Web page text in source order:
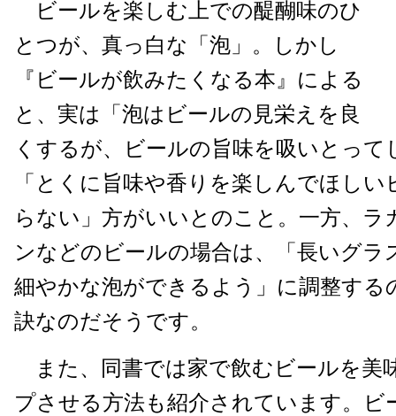
ビールを楽しむ上での醍醐味のひ
とつが、真っ白な「泡」。しかし
『ビールが飲みたくなる本』による
と、実は「泡はビールの見栄えを良
くするが、ビールの旨味を吸いとって
「とくに旨味や香りを楽しんでほし
らない」方がいいとのこと。一方、ラ
ンなどのビールの場合は、「長いグラ
細やかな泡ができるよう」に調整する
訣なのだそうです。
また、同書では家で飲むビールを美
プさせる方法も紹介されています。ビ